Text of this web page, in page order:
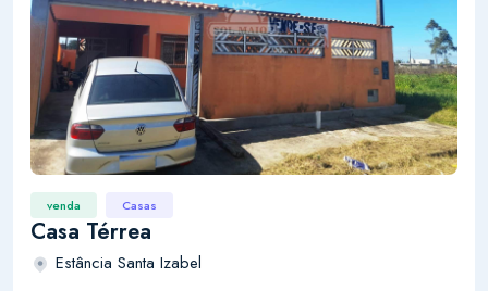
venda Casas
Casa Térrea
Estância Santa Izabel